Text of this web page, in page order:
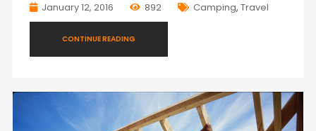
January 12, 2016 892 Camping, Travel
CONTINUE READING